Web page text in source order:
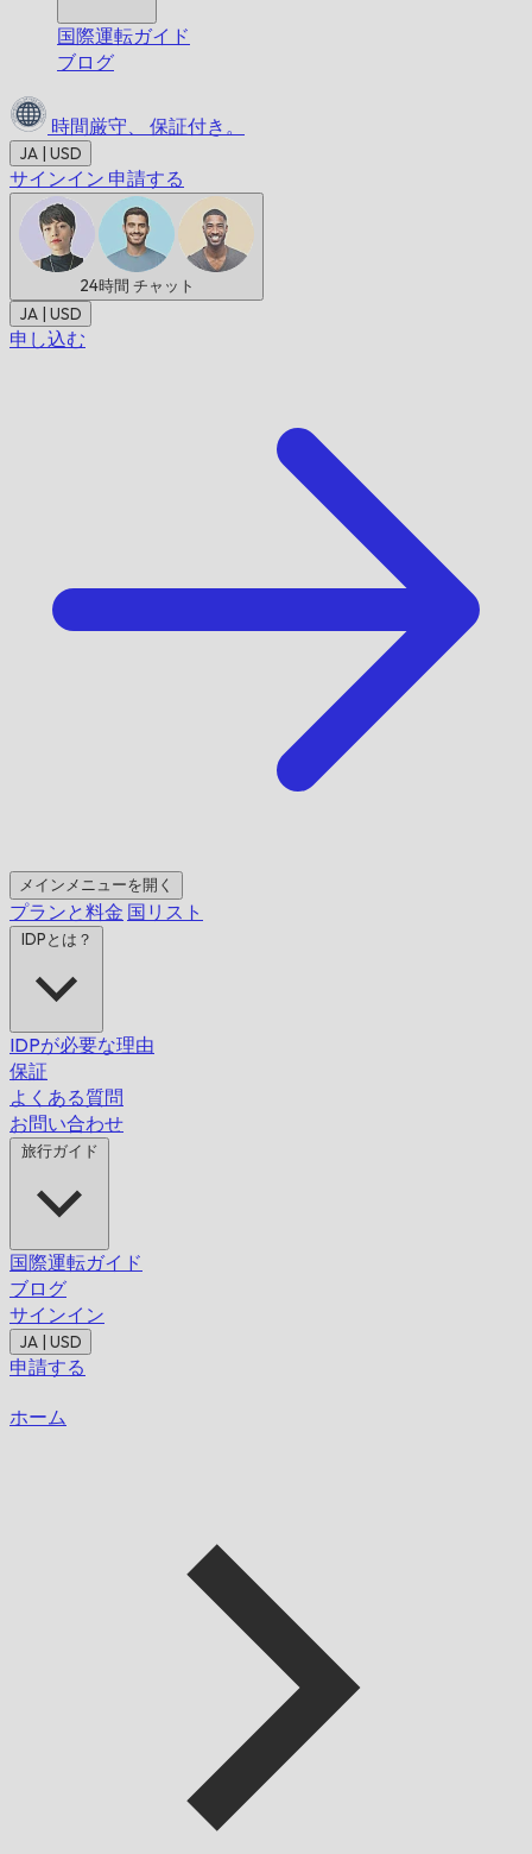
国際運転ガイド
ブログ
時間厳守、 保証付き。
JA | USD
サインイン 申請する
24時間 チャット
JA | USD
申し込む
メインメニューを開く
プランと料金 国リスト
IDPとは？
IDPが必要な理由
保証
よくある質問
お問い合わせ
旅行ガイド
国際運転ガイド
ブログ
サインイン
JA | USD
申請する
ホーム